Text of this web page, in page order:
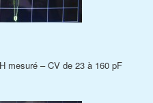
mesuré – CV de 23 à 160 pF